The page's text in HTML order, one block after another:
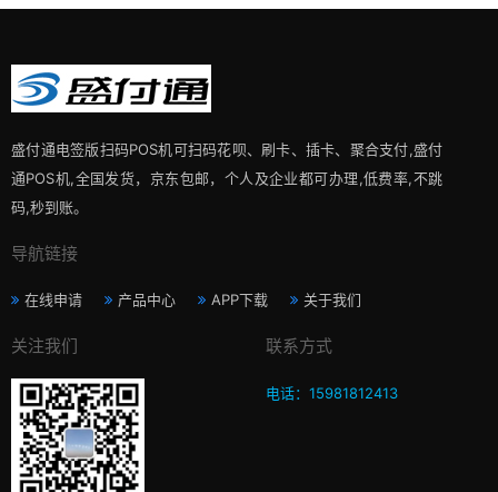
盛付通电签版扫码POS机可扫码花呗、刷卡、插卡、聚合支付,盛付
通POS机,全国发货，京东包邮，个人及企业都可办理,低费率,不跳
码,秒到账。
导航链接
在线申请 产品中心 APP下载 关于我们
关注我们 联系方式
电话：15981812413